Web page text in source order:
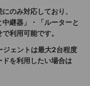
のみ対応しており、
中継器」・「ルーターと
利用可能です。
ジェントは最大2台程度
を利用したい場合は